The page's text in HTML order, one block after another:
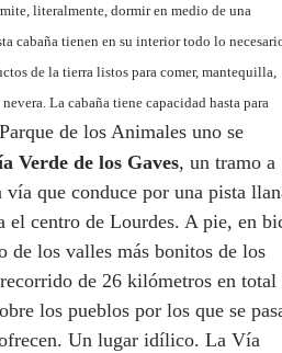
literalmente, dormir en medio de una
cabaña tienen en su interior todo lo
de la tierra listos para comer, mantequilla,
La cabaña tiene capacidad hasta para
de los Animales uno se
Verde de los Gaves, un tramo a
que conduce por una pista
el centro de Lourdes. A pie, en
de los valles más bonitos de los
de 26 kilómetros en total
los pueblos por los que se
Un lugar idílico. La Vía